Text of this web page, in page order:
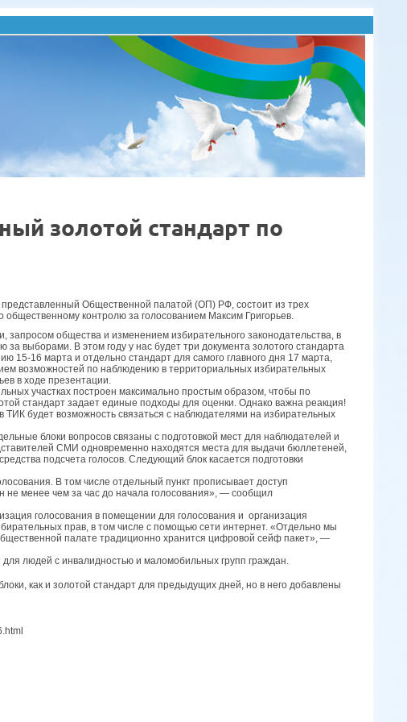
золотой стандарт по
Общественной палатой (ОП) РФ, состоит из трех
контролю за голосованием Максим Григорьев.
общества и изменением избирательного законодательства, в
выборами. В этом году у нас будет три документа золотого стандарта
16 марта и отдельно стандарт для самого главного дня 17 марта,
возможностей по наблюдению в территориальных избирательных
в ходе презентации.
участках построен максимально простым образом, чтобы по
стандарт задает единые подходы для оценки. Однако важна реакция!
будет возможность связаться с наблюдателями на избирательных
блоки вопросов связаны с подготовкой мест для наблюдателей и
СМИ одновременно находятся места для выдачи бюллетеней,
подсчета голосов. Следующий блок касается подготовки
В том числе отдельный пункт прописывает доступ
менее чем за час до начала голосования», — сообщил
голосования в помещении для голосования и организация
прав, в том числе с помощью сети интернет. «Отдельно мы
палате традиционно хранится цифровой сейф пакет», —
для людей с инвалидностью и маломобильных групп граждан.
как и золотой стандарт для предыдущих дней, но в него добавлены